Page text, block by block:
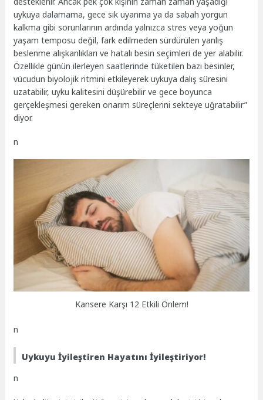
uykuya dalamama, gece sık uyanma ya da sabah yorgun
kalkma gibi sorunlarının ardında yalnızca stres veya yoğun
yaşam temposu değil, fark edilmeden sürdürülen yanlış
beslenme alışkanlıkları ve hatalı besin seçimleri de yer alabilir.
Özellikle günün ilerleyen saatlerinde tüketilen bazı besinler,
vücudun biyolojik ritmini etkileyerek uykuya dalış süresini
uzatabilir, uyku kalitesini düşürebilir ve gece boyunca
gerçekleşmesi gereken onarım süreçlerini sekteye uğratabilir”
diyor.
n
Kansere Karşı 12 Etkili Önlem!
n
Uykuyu İyileştiren Hayatını İyileştiriyor!
n